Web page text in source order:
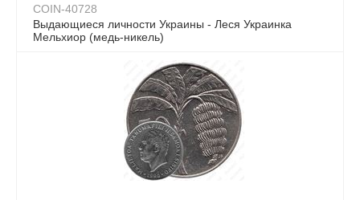
COIN-40728
Выдающиеся личности Украины - Леся Украинка
Мельхиор (медь-никель)